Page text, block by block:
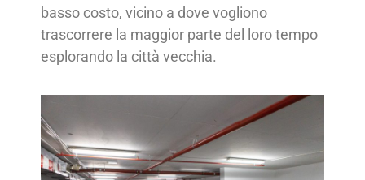
basso costo, vicino a dove vogliono
trascorrere la maggior parte del loro tempo
esplorando la città vecchia.